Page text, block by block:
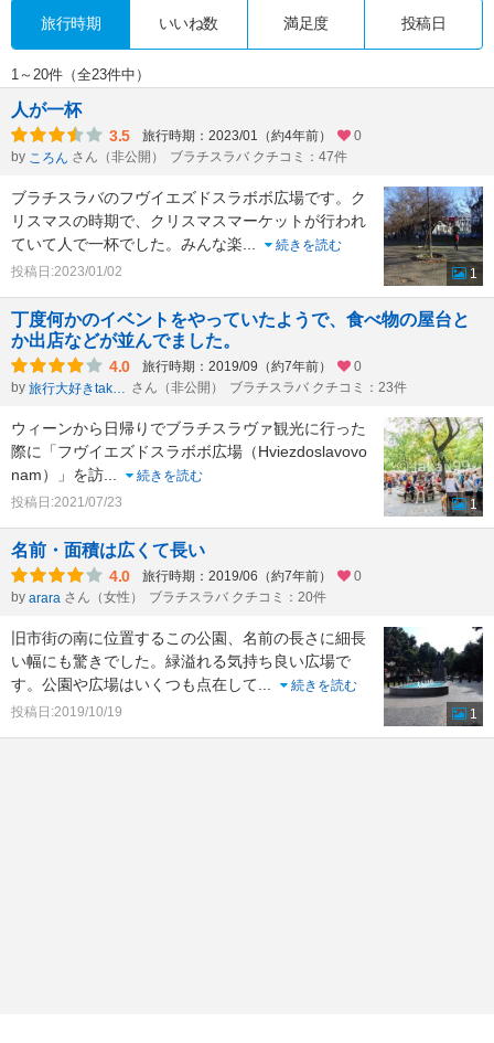
旅行時期 いいね数 満足度 投稿日
1～20件（全23件中）
人が一杯
3.5 旅行時期：2023/01（約4年前）
0
by ころん さん（非公開） ブラチスラバ クチコミ：47件
ブラチスラバのフヴイエズドスラボボ広場です。ク
リスマスの時期で、クリスマスマーケットが行われ
ていて人で一杯でした。みんな楽...
続きを読む
投稿日:2023/01/02
1
丁度何かのイベントをやっていたようで、食べ物の屋台と
か出店などが並んでました。
4.0 旅行時期：2019/09（約7年前）
0
by
旅行大好きtakau99のフォトブログ さん（非公開） ブラチスラバ クチコミ：23件
ウィーンから日帰りでブラチスラヴァ観光に行った
際に「フヴイエズドスラボボ広場（Hviezdoslavovo
nam）」を訪...
続きを読む
投稿日:2021/07/23
1
名前・面積は広くて長い
4.0 旅行時期：2019/06（約7年前）
0
by arara さん（女性） ブラチスラバ クチコミ：20件
旧市街の南に位置するこの公園、名前の長さに細長
い幅にも驚きでした。緑溢れる気持ち良い広場で
す。公園や広場はいくつも点在して...
続きを読む
投稿日:2019/10/19
1